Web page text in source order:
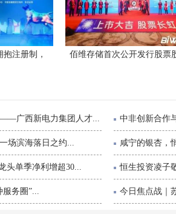
注册制， 佰维存储首次公开发行股票
广西新电力集团人才... 中非创新合作
场滨海落日之约... 咸宁的银杏，
头单季净利增超30... 恒生投资凌子
服务圈”... 今日焦点战｜